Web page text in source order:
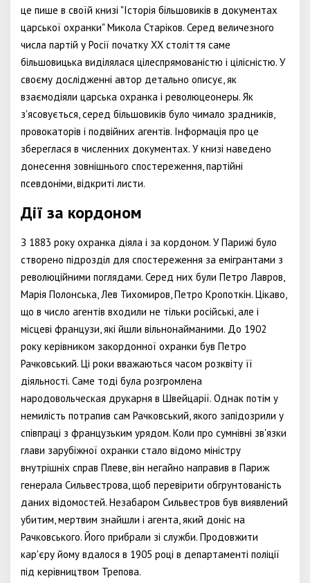
це пише в своїй книзі "Історія більшовиків в документах
царської охранки" Микола Старіков. Серед величезного
числа партій у Росії початку XX століття саме
більшовицька виділялася цілеспрямованістю і цілісністю. У
своєму дослідженні автор детально описує, як
взаємодіяли царська охранка і революцеонеры. Як
з'ясовується, серед більшовиків було чимало зрадників,
провокаторів і подвійних агентів. Інформація про це
збереглася в численних документах. У книзі наведено
донесення зовнішнього спостереження, партійні
псевдоніми, відкриті листи.
Дії за кордоном
З 1883 року охранка діяла і за кордоном. У Парижі було
створено підрозділ для спостереження за емігрантами з
революційними поглядами. Серед них були Петро Лавров,
Марія Полонська, Лев Тихомиров, Петро Кропоткін. Цікаво,
що в число агентів входили не тільки російські, але і
місцеві французи, які йшли вільнонайманими. До 1902
року керівником закордонної охранки був Петро
Рачковський. Ці роки вважаються часом розквіту її
діяльності. Саме тоді була розгромлена
народовольческая друкарня в Швейцарії. Однак потім у
немилість потрапив сам Рачковський, якого запідозрили у
співпраці з французьким урядом. Коли про сумнівні зв'язки
глави зарубіжної охранки стало відомо міністру
внутрішніх справ Плеве, він негайно направив в Париж
генерала Сильвестрова, щоб перевірити обгрунтованість
даних відомостей. Незабаром Сильвестров був виявлений
убитим, мертвим знайшли і агента, який доніс на
Рачковського. Його прибрали зі служби. Продовжити
кар'єру йому вдалося в 1905 році в департаменті поліції
під керівництвом Трепова.